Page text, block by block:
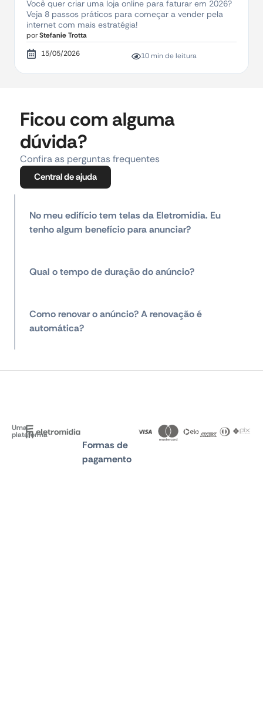
Você quer criar uma loja online para faturar em 2026?
Veja 8 passos práticos para começar a vender pela
internet com mais estratégia!
porStefanie Trotta
15/05/2026
10 min de leitura
Ficou com alguma
dúvida?
Confira as perguntas frequentes
Central de ajuda
No meu edifício tem telas da Eletromidia. Eu
tenho algum benefício para anunciar?
Qual o tempo de duração do anúncio?
Como renovar o anúncio? A renovação é
automática?
Uma
plataforma
Formas de
pagamento